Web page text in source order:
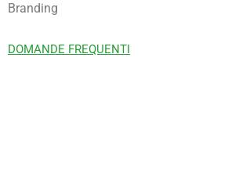
Branding
DOMANDE FREQUENTI